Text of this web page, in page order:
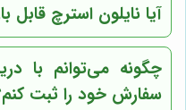
آیا نایلون استرچ قابل
چگونه می‌توانم با
سفارش خود را ثبت